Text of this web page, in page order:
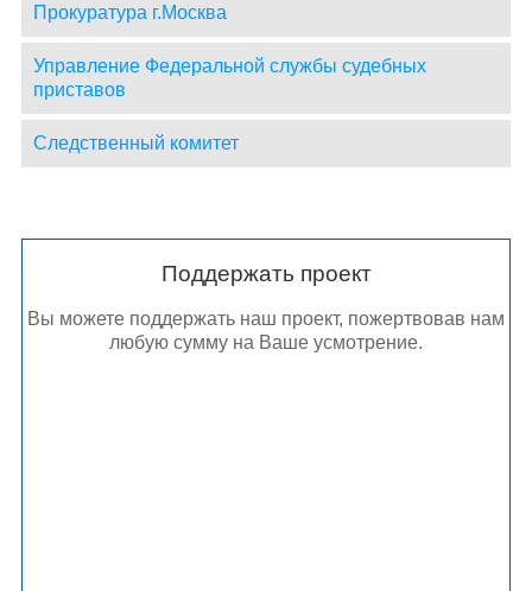
Прокуратура г.Москва
Управление Федеральной службы судебных
приставов
Следственный комитет
Поддержать проект
Вы можете поддержать наш проект, пожертвовав нам
любую сумму на Ваше усмотрение.